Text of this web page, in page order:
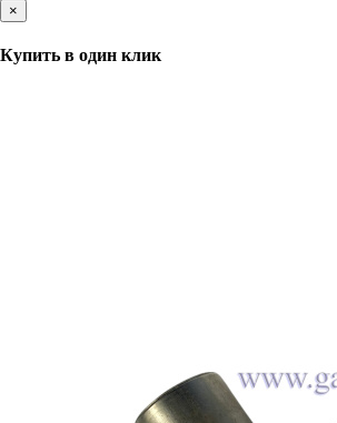
×
Купить в один клик